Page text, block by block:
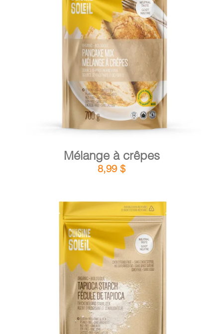
AJOUTER AU PANIER
Mélange à crêpes
8,99 $
AJOUTER AU PANIER DÉTAILS